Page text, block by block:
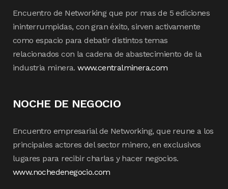
Encuentro de Networking que por mas de 5 ediciones
ininterrumpidas, con gran éxito, sirven activamente
como espacio para debatir distintos temas
relacionados con la cadena de abastecimiento de la
industria minera.www.centralminera.com
NOCHE DE NEGOCIO
Encuentro empresarial de Networking, que reune a los
principales actores del sector minero, en exclusivos
lugares para recibir charlas y hacer negocios.
www.nochedenegocio.com